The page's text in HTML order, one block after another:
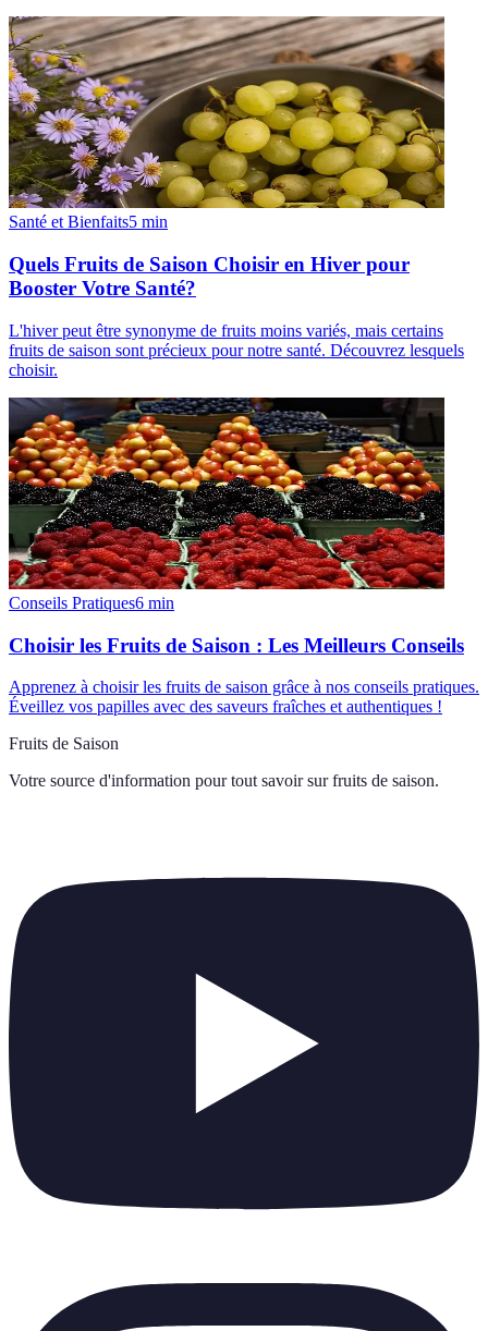
Santé et Bienfaits5 min
Quels Fruits de Saison Choisir en Hiver pour
Booster Votre Santé?
L'hiver peut être synonyme de fruits moins variés, mais certains
fruits de saison sont précieux pour notre santé. Découvrez lesquels
choisir.
Conseils Pratiques6 min
Choisir les Fruits de Saison : Les Meilleurs Conseils
Apprenez à choisir les fruits de saison grâce à nos conseils pratiques.
Éveillez vos papilles avec des saveurs fraîches et authentiques !
Fruits de Saison
Votre source d'information pour tout savoir sur fruits de saison.